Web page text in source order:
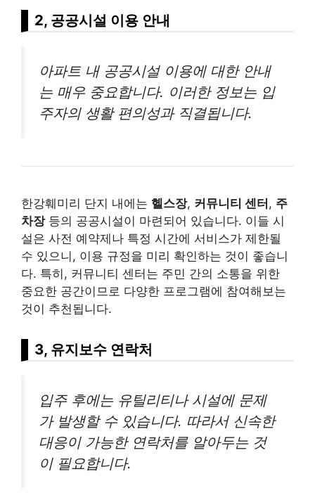
2, 공공시설 이용 안내
아파트 내 공공시설 이용에 대한 안내
는 매우 중요합니다. 이러한 정보는 입
주자의 생활 편의성과 직결됩니다.
한강훼미리 단지 내에는 헬스장, 커뮤니티 센터 , 주
차장등의 공공시설이 마련되어 있습니다. 이들 시
설은 사전 예약제나 특정 시간에 서비스가 제한될
수 있으니, 이용 규정을 미리 확인하는 것이 좋습니
다. 특히, 커뮤니티 센터는 주민 간의 소통을 위한
중요한 공간이므로 다양한 프로그램에 참여해보는
것이 추천됩니다.
3, 유지보수 연락처
입주 후에는 유틸리티나 시설에 문제
가 발생할 수 있습니다. 따라서 신속한
대응이 가능한 연락처를 알아두는 것
이 필요합니다.